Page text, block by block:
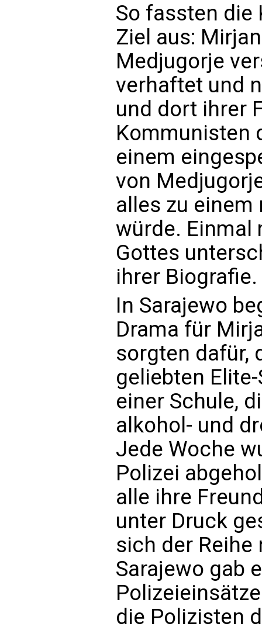
So fassten die
Ziel aus:
Medjugorje
verhaftet und
und dort ihrer
Kommunisten
einem
von
alles zu einem
würde. Einmal
Gottes
ihrer Biografie.
In Sarajewo
Drama für
sorgten dafür,
geliebten
einer Schule,
alkohol- und
Jede Woche
Polizei
alle ihre
unter Druck
sich der Reihe
Sarajewo gab
die Polizisten